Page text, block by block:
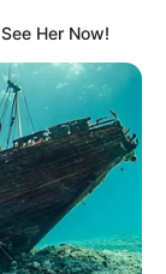
Her Now!